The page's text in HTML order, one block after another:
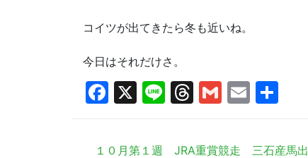
コイツが出てきたら冬も近いね。
今日はそれだけさ。
Facebook
X LineThreads
Gmail
Email
１０月第１週 JRA重賞競走 三石産馬出